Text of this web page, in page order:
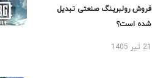
فروش رولبرینگ صنعتی تبدیل
شده است؟
21 تیر 1405